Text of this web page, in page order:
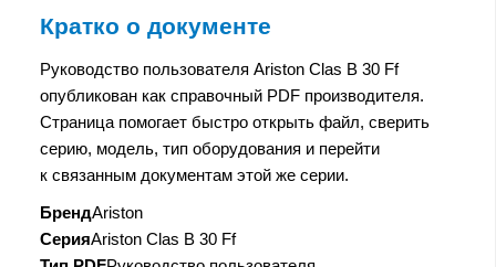
Кратко о документе
Руководство пользователя Ariston Clas B 30 Ff
опубликован как справочный PDF производителя.
Страница помогает быстро открыть файл, сверить
серию, модель, тип оборудования и перейти
к связанным документам этой же серии.
БрендAriston
СерияAriston Clas B 30 Ff